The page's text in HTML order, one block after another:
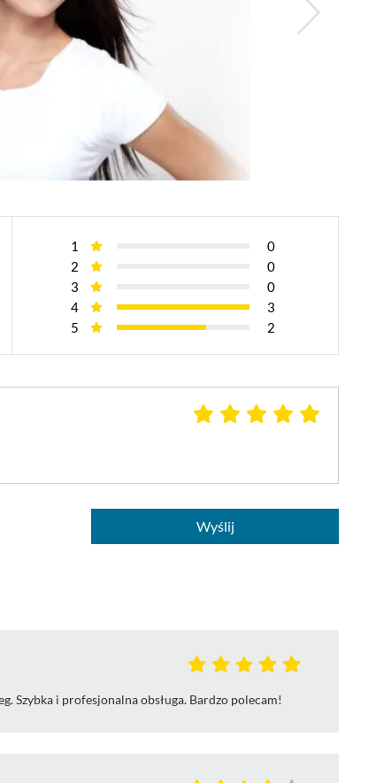
1
0
2
0
3
0
4
3
5
2
Wyślij
Szybka i profesjonalna obsługa. Bardzo polecam!